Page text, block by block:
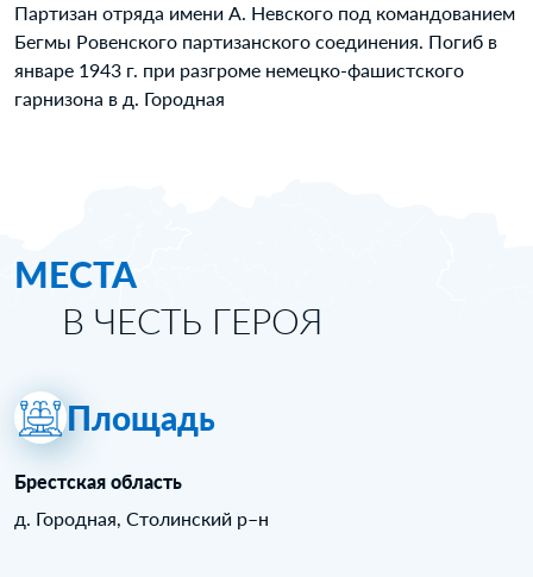
Партизан отряда имени А. Невского под командованием
Бегмы Ровенского партизанского соединения. Погиб в
январе 1943 г. при разгроме немецко-фашистского
гарнизона в д. Городная
МЕСТА
В ЧЕСТЬ ГЕРОЯ
Площадь
Брестская область
д. Городная, Столинский р–н